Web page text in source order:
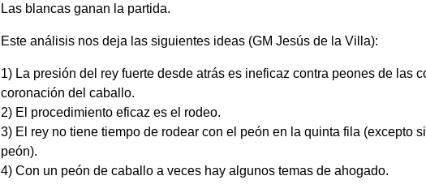
Las blancas ganan la partida.
Este análisis nos deja las siguientes ideas (GM Jesús de la Villa):
1) La presión del rey fuerte desde atrás es ineficaz contra peones de las
coronación del caballo.
2) El procedimiento eficaz es el rodeo.
3) El rey no tiene tiempo de rodear con el peón en la quinta fila (excepto
peón).
4) Con un peón de caballo a veces hay algunos temas de ahogado.